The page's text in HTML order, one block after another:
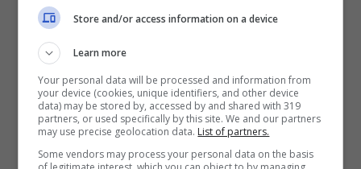
Giorgia Meloni ha deciso di non cambiare l’articolo © Ansa
Il dubbio su come chiamare Giorgia Meloni
è nato dal 26 settembre, il giorno della
vittoria delle elezioni.Ma l’inquilina di
Store and/or access information on a device
Learn more
Your personal data will be processed and information from
your device (cookies, unique identifiers, and other device
data) may be stored by, accessed by and shared with 319
partners, or used specifically by this site. We and our partners
may use precise geolocation data. List of partners.
Some vendors may process your personal data on the basis